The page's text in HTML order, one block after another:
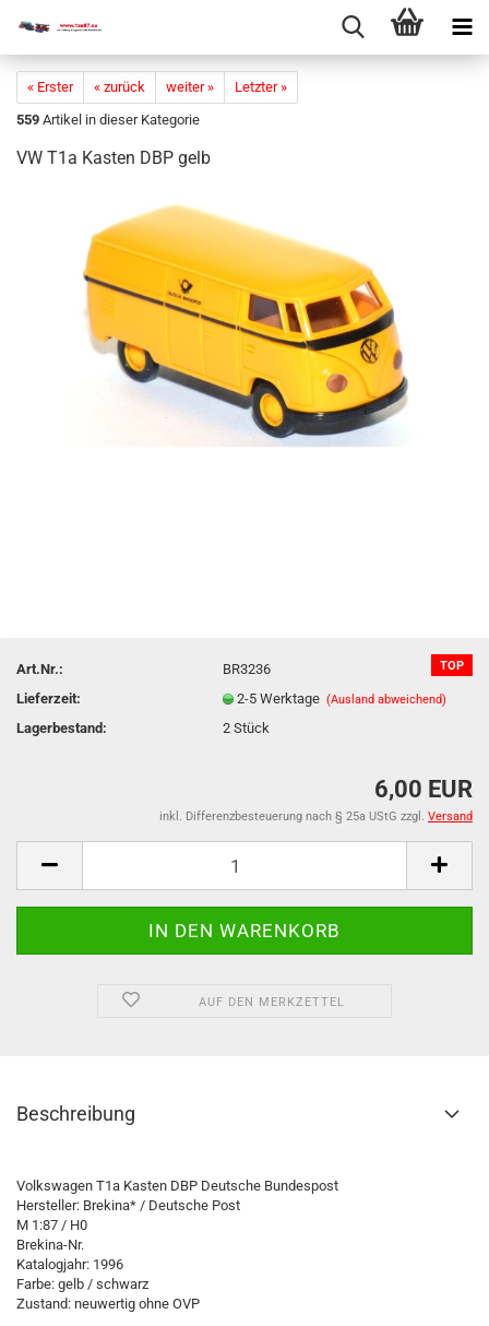
« Erster « zurück weiter »
Letzter »
559 Artikel in dieser Kategorie
VW T1a Kas­ten DBP gelb
TOP
Art.Nr.:
BR3236
Lieferzeit:
2-5 Werktage(Ausland abweichend)
Lagerbestand: 2Stück
6,00 EUR
inkl. Differenzbesteuerung nach § 25a UStG zzgl. Versand
AUF DEN MERKZETTEL
Beschreibung
Volkswagen T1a Kasten DBP Deutsche Bundespost
Hersteller: Brekina* / Deutsche Post
M 1:87 / H0
Brekina-Nr.
Katalogjahr: 1996
Farbe: gelb / schwarz
Zustand: neuwertig ohne OVP